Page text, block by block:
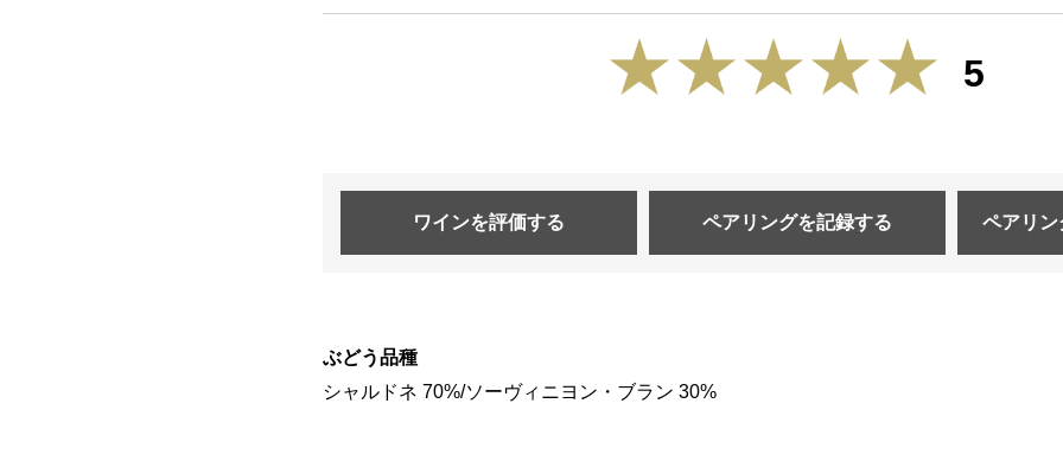
5
ワインを評価する ペアリングを記録する ペアリン
ぶどう品種
シャルドネ 70%/ソーヴィニヨン・ブラン 30%